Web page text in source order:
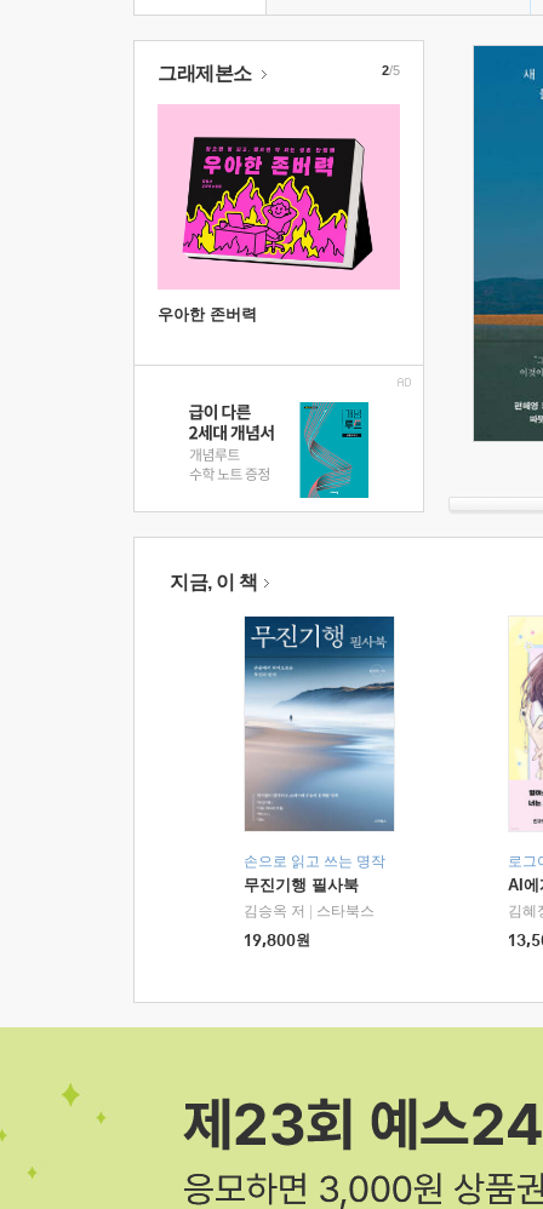
그래제본소
우아한 존버력
2/5
지금, 이 책
손으로 읽고 쓰는 명작
무진기행 필사북
김승옥 저
스타북스
19,800원
로그
AI에
김혜